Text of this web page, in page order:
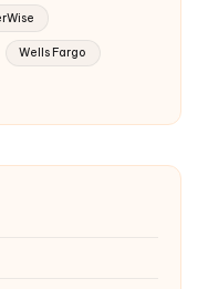
Wells Fargo